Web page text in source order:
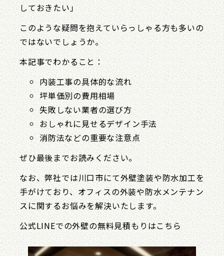
しておきたい」
このような疑問を抱えていらっしゃる方も多いの
ではないでしょうか。
本記事でわかること：
内装工事の具体的な流れ
坪単価別の費用相場
失敗しない業者の選び方
おしゃれに見せるデザイン手法
消防法などの重要な注意点
ぜひ最後までお読みください。
なお、弊社では川口市にて外壁塗装や防水加工を
手がけており、オフィスの外装や防水メンテナン
スに関するお悩みを解決いたします。
公式LINEでの外壁の無料見積もりはこちら